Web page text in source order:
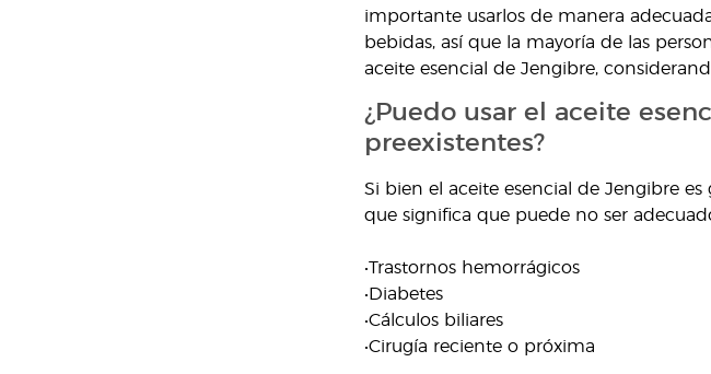
importante usarlos de manera
bebidas, así que la mayoría de las
aceite esencial de Jengibre,
¿Puedo usar el aceite
preexistentes?
Si bien el aceite esencial de Jengibre
que significa que puede no ser
•Trastornos hemorrágicos
•Diabetes
•Cálculos biliares
•Cirugía reciente o próxima